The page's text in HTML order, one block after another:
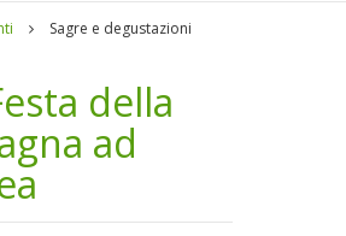
Sagre e degustazioni
della
ad